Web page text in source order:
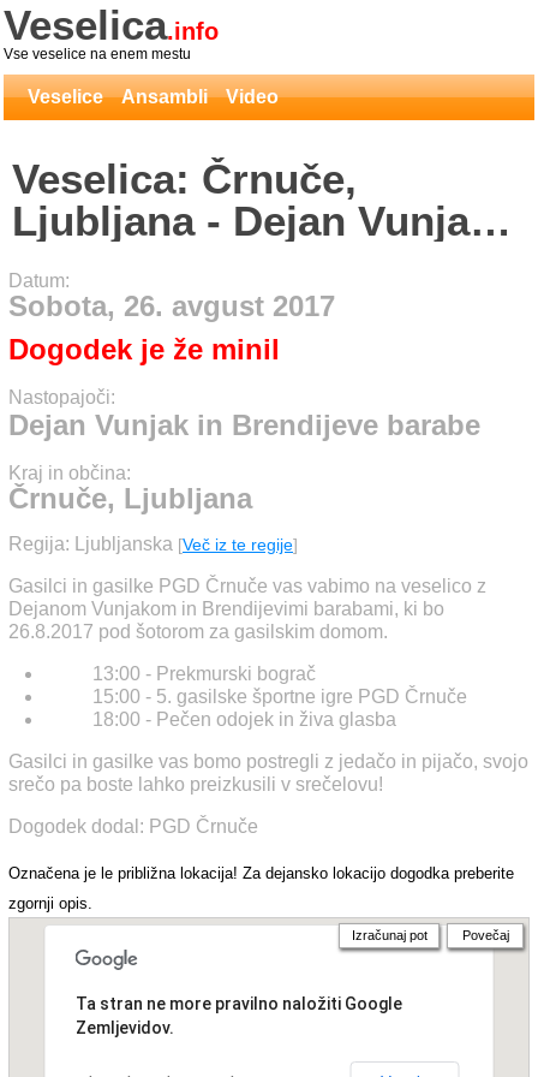
Veselica.info
Vse veselice na enem mestu
Veselice Ansambli Video
Veselica: Črnuče,
Ljubljana - Dejan Vunjak
in Brendijeve barabe
Datum:
Sobota, 26. avgust 2017
Dogodek je že minil
Nastopajoči:
Dejan Vunjak in Brendijeve barabe
Kraj in občina:
Črnuče, Ljubljana
Regija: Ljubljanska [Več iz te regije]
Gasilci in gasilke PGD Črnuče vas vabimo na veselico z
Dejanom Vunjakom in Brendijevimi barabami, ki bo
26.8.2017 pod šotorom za gasilskim domom.
13:00 - Prekmurski bograč
15:00 - 5. gasilske športne igre PGD Črnuče
18:00 - Pečen odojek in živa glasba
Gasilci in gasilke vas bomo postregli z jedačo in pijačo, svojo
srečo pa boste lahko preizkusili v srečelovu!
Dogodek dodal: PGD Črnuče
Označena je le približna lokacija! Za dejansko lokacijo dogodka preberite
zgornji opis.
Ta stran ne more pravilno naložiti Google
Zemljevidov.
Izračunaj pot Povečaj